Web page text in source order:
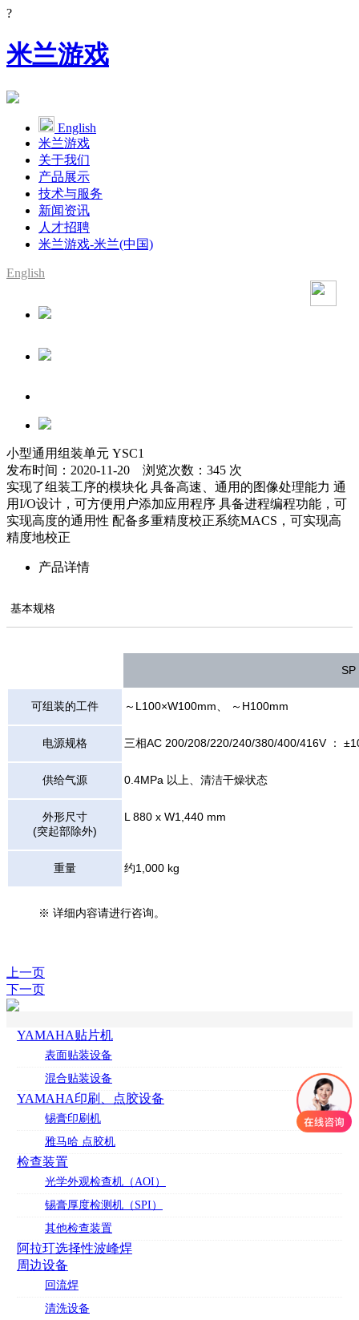
?
米兰游戏
English
米兰游戏
关于我们
产品展示
技术与服务
新闻资讯
人才招聘
米兰游戏-米兰(中国)
English
YAMAHA代理
小型通用组装单元 YSC1
发布时间：2020-11-20 浏览次数：345 次
实现了组装工序的模块化 具备高速、通用的图像处理能力 通
用I/O设计，可方便用户添加应用程序 具备进程编程功能，可
实现高度的通用性 配备多重精度校正系统MACS，可实现高
精度地校正
产品详情
基本规格
SP
可组装的工件 ～L100×W100mm、 ～H100mm
电源规格 三相AC 200/208/220/240/380/400/416V ：
供给气源 0.4MPa 以上、清洁干燥状态
外形尺寸
(突起部除外)
L 880 x W1,440 mm
重量 约1,000 kg
※ 详细内容请进行咨询。
上一页
下一页
YAMAHA贴片机
表面贴装设备
混合贴装设备
YAMAHA印刷、点胶设备
锡膏印刷机
雅马哈 点胶机
检查装置
光学外观检查机（AOI）
锡膏厚度检测机（SPI）
其他检查装置
阿拉玎选择性波峰焊
周边设备
回流焊
清洗设备